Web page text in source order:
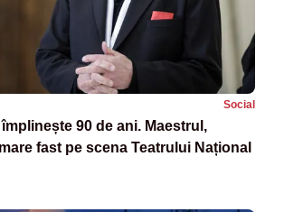
Social
90 de ani. Maestrul,
fast pe scena Teatrului Național